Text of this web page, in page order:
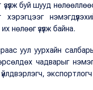
үзүүлж буй шууд
нөлөөг үзүүлж байна.
уул уурхайн
чадварыг
үйлдвэрлэгч,